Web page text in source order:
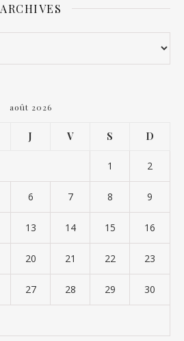
ARCHIVES
août 2026
J V S D
1 2
6 7 8 9
13 14 15 16
20 21 22 23
27 28 29 30